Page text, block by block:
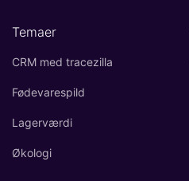
Temaer
CRM med tracezilla
Fødevarespild
Lagerværdi
Økologi